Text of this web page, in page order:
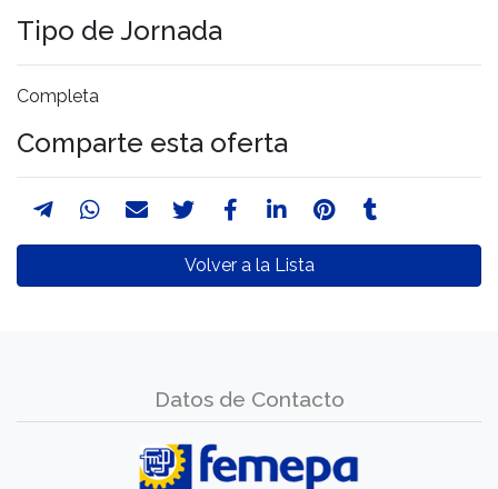
Tipo de Jornada
Completa
Comparte esta oferta
Volver a la Lista
Datos de Contacto